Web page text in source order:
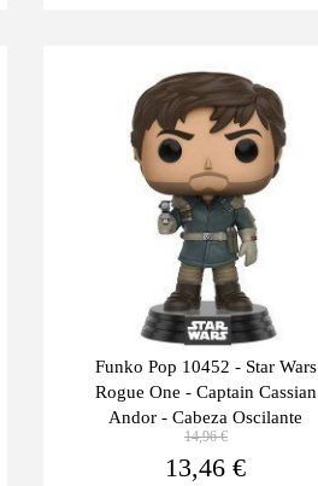
Funko Pop 10452 - Star Wars
Rogue One - Captain Cassian
Andor - Cabeza Oscilante
14,96 €
13,46 €